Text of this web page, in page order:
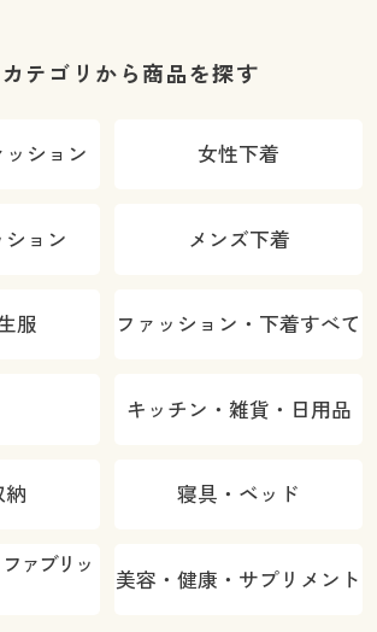
テゴリから商品を探す
ション 女性下着
ョン メンズ下着
服 ファッション・下着すべて
キッチン・雑貨・日用品
納 寝具・ベッド
ァブリッ
美容・健康・サプリメント